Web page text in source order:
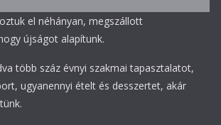
el néhányan, megszállott
újságot alapítunk.
több száz évnyi szakmai tapasztalatot,
ugyanennyi ételt és desszertet, akár